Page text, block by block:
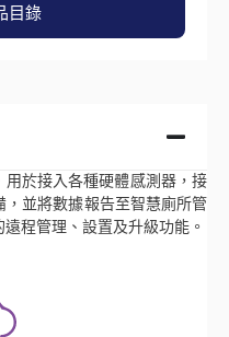
目錄
於接入各種硬體感測器，接
並將數據報告至智慧廁所管
程管理、設置及升級功能。